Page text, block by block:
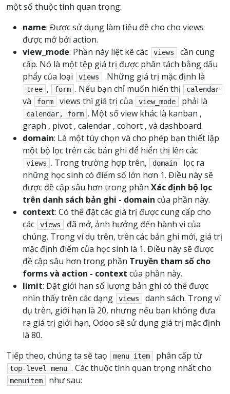
một số thuộc tính quan trọng:
name: Được sử dụng làm tiêu đề cho cho views
được mở bởi action.
view_mode: Phần này liệt kê các views
cần cung
cấp. Nó là một tệp giá trị được phân tách bằng dấu
phẩy của loại
views .Những giá trị mặc định là
tree , form . Nếu bạn chỉ muốn hiển thị calendar
và form views thì giá trị của view_mode phải là
calendar, form . Một số view khác là kanban ,
graph , pivot , calendar , cohort , và dashboard.
domain: Là một tùy chọn và cho phép bạn thiết lập
một bộ lọc trên các bản ghi để hiển thị lên các
views . Trong trường hợp trên, domain
lọc ra
những học sinh có điểm số lớn hơn 1. Điều này sẽ
được đề cập sâu hơn trong phần Xác định bộ lọc
trên danh sách bản ghi - domain của phần này.
context: Có thể đặt các giá trị được cung cấp cho
các
views
đã mở, ảnh hưởng đến hành vi của
chúng. Trong ví dụ trên, trên các bản ghi mới, giá trị
mặc định điểm của học sinh là 1. Điều này sẽ được
đề cập sâu hơn trong phần Truyền tham số cho
forms và action - context của phần này.
limit: Đặt giới hạn số lượng bản ghi có thể được
nhìn thấy trên các dạng
views
danh sách. Trong ví
dụ trên, giới hạn là 20, nhưng nếu bạn không đưa
ra giá trị giới hạn, Odoo sẽ sử dụng giá trị mặc định
là 80.
Tiếp theo, chúng ta sẽ taọ
menu item phân cấp từ
top-level menu . Các thuộc tính quan trọng nhất cho
menuitem
như sau: